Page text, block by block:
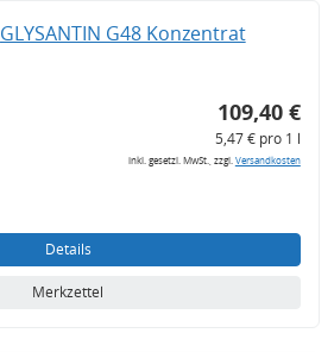
GLYSANTIN G48 Konzentrat
109,40 €
5,47 € pro 1 l
inkl. gesetzl. MwSt., zzgl.Versandkosten
Details
Merkzettel